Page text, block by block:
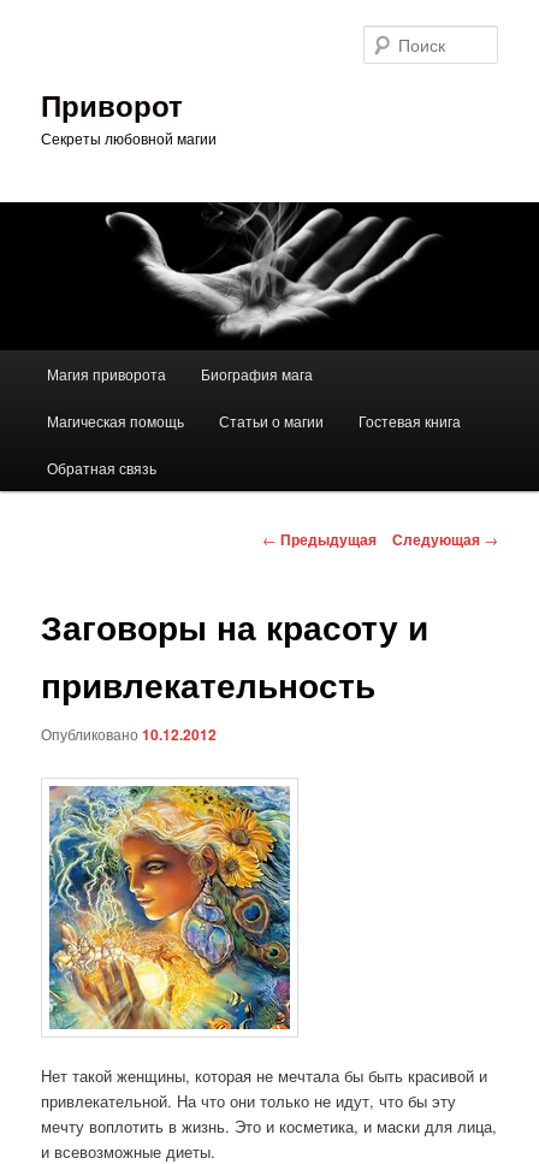
Приворот
Секреты любовной магии
Магия приворота Биография мага
Магическая помощь Статьи о магии Гостевая книга
Обратная связь
Навигация
← Предыдущая Следующая →
Заговоры на красоту и
привлекательность
Опубликовано10.12.2012
Нет такой женщины, которая не мечтала бы быть красивой и
привлекательной. На что они только не идут, что бы эту
мечту воплотить в жизнь. Это и косметика, и маски для лица,
и всевозможные диеты.